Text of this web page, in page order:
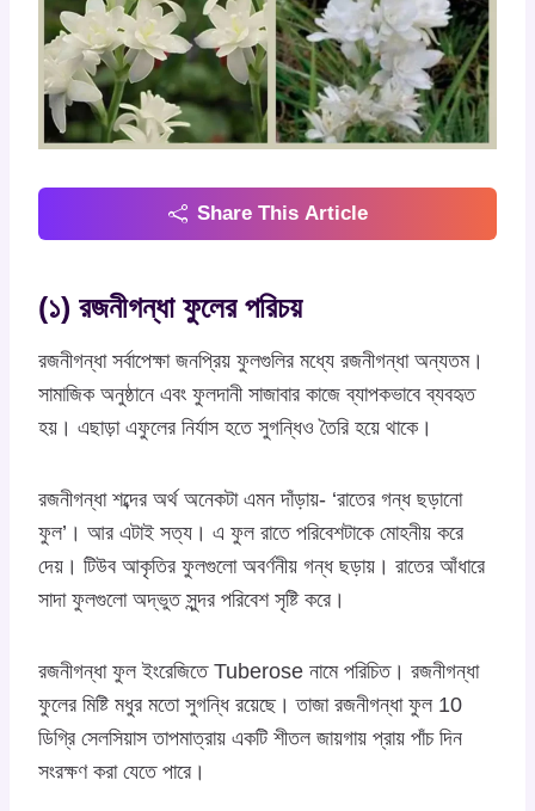
Share This Article
(১) রজনীগন্ধা ফুলের পরিচয়
রজনীগন্ধা সর্বাপেক্ষা জনপ্রিয় ফুলগুলির মধ্যে রজনীগন্ধা অন্যতম।
সামাজিক অনুষ্ঠানে এবং ফুলদানী সাজাবার কাজে ব্যাপকভাবে ব্যবহৃত
হয়। এছাড়া এফুলের নির্যাস হতে সুগন্ধিও তৈরি হয়ে থাকে।
রজনীগন্ধা শব্দের অর্থ অনেকটা এমন দাঁড়ায়- ‘রাতের গন্ধ ছড়ানো
ফুল’। আর এটাই সত্য। এ ফুল রাতে পরিবেশটাকে মোহনীয় করে
দেয়। টিউব আকৃতির ফুলগুলো অবর্ণনীয় গন্ধ ছড়ায়। রাতের আঁধারে
সাদা ফুলগুলো অদ্ভুত সুন্দর পরিবেশ সৃষ্টি করে।
রজনীগন্ধা ফুল ইংরেজিতে Tuberose নামে পরিচিত। রজনীগন্ধা
ফুলের মিষ্টি মধুর মতো সুগন্ধি রয়েছে। তাজা রজনীগন্ধা ফুল 10
ডিগ্রি সেলসিয়াস তাপমাত্রায় একটি শীতল জায়গায় প্রায় পাঁচ দিন
সংরক্ষণ করা যেতে পারে।